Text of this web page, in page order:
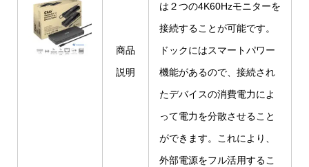
商品
説明
は２つの4K60Hzモニターを
接続することが可能です。
ドックにはスマートパワー
機能があるので、接続され
たデバイスの消費電力によ
って電力を分散させること
ができます。これにより、
外部電源をフル活用するこ